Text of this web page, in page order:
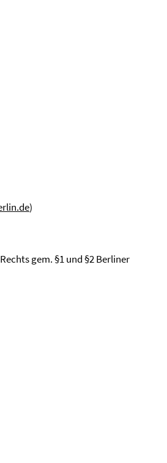
)
gem. §1 und §2 Berliner